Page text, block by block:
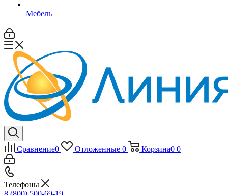
Мебель
Сравнение0 Отложенные 0 Корзина0 0
Телефоны